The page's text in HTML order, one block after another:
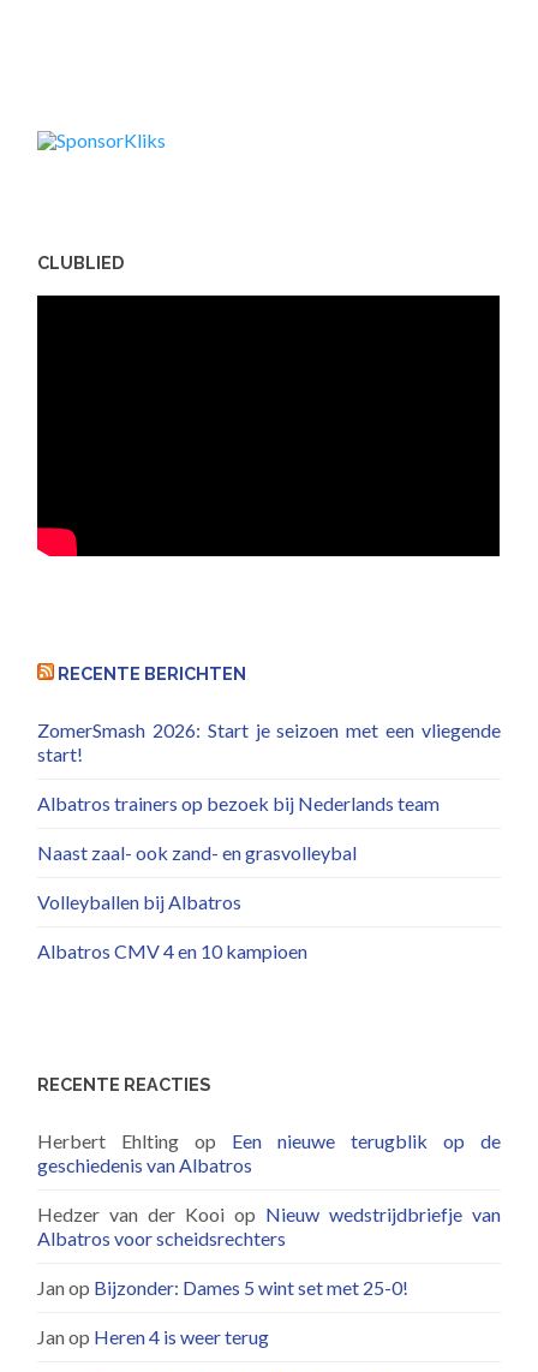
CLUBLIED
RECENTE BERICHTEN
ZomerSmash 2026: Start je seizoen met een vliegende
start!
Albatros trainers op bezoek bij Nederlands team
Naast zaal- ook zand- en grasvolleybal
Volleyballen bij Albatros
Albatros CMV 4 en 10 kampioen
RECENTE REACTIES
Herbert Ehlting op Een nieuwe terugblik op de
geschiedenis van Albatros
Hedzer van der Kooi op Nieuw wedstrijdbriefje van
Albatros voor scheidsrechters
Janop Bijzonder: Dames 5 wint set met 25-0!
Janop Heren 4 is weer terug